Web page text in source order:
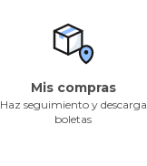
Mis compras
Haz seguimiento y descarga
boletas